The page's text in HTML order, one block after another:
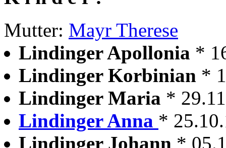
Mutter: Mayr Therese
Lindinger Apollonia *
Lindinger Korbinian *
Lindinger Maria *
Lindinger Anna *
Lindinger Johann *